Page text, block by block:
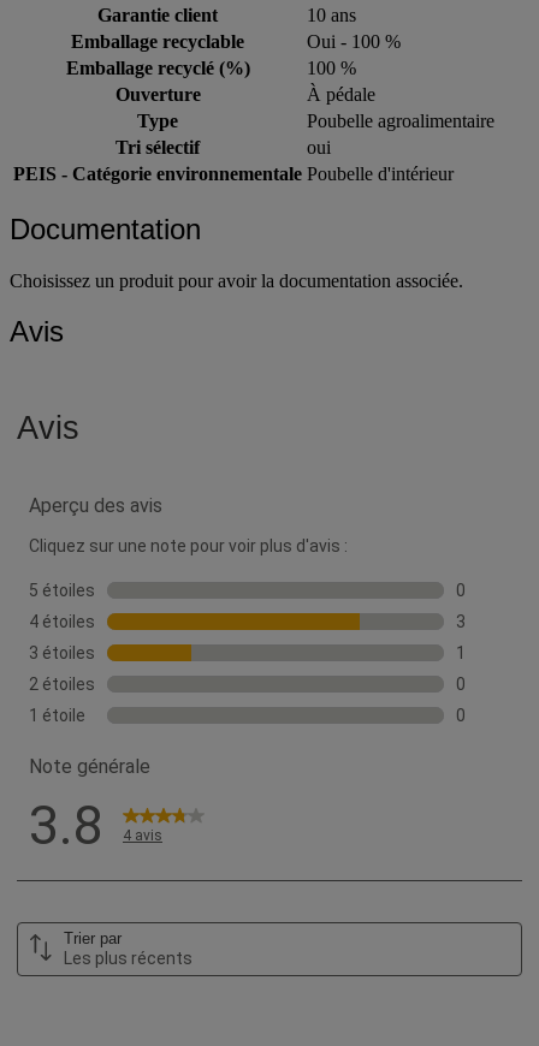
Garantie client
10 ans
Emballage recyclable
Oui - 100 %
Emballage recyclé (%)
100 %
Ouverture
À pédale
Type
Poubelle agroalimentaire
Tri sélectif
oui
PEIS - Catégorie environnementale Poubelle d'intérieur
Documentation
Choisissez un produit pour avoir la documentation associée.
Avis